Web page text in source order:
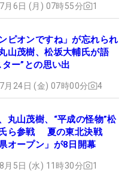
月6日 (月) 07時55分 1
ンピオンですね」が忘れられ
山茂樹、松坂大輔氏が語
ター”との思い出
月24日 (金) 07時00分 4
丸山茂樹、“平成の怪物”松
ら参戦 夏の東北決戦
県オープン」が8日開幕
月5日 (水) 11時30分 1